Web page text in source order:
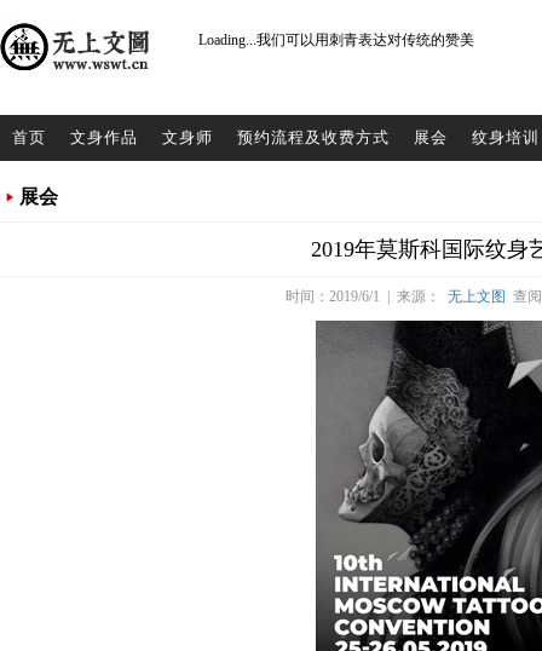
Loading...我们可以用刺青表达对传统的赞美
首页 文身作品 文身师 预约流程及收费方式 展会 纹身培训
展会
2019年莫斯科国际纹身
时间：2019/6/1 | 来源： 无上文图 查